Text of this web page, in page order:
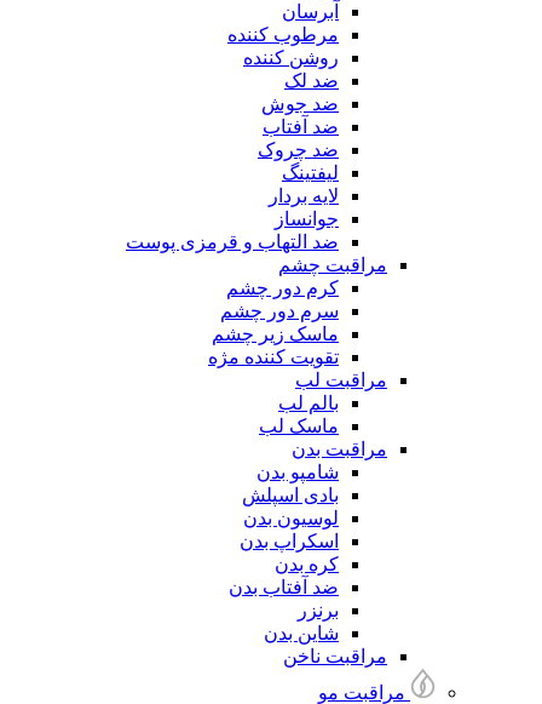
آبرسان
مرطوب کننده
روشن کننده
ضد لک
ضد جوش
ضد آفتاب
ضد چروک
لیفتینگ
لایه بردار
جوانساز
ضد التهاب و قرمزی پوست
مراقبت چشم
کرم دور چشم
سرم دور چشم
ماسک زیر چشم
تقویت کننده مژه
مراقبت لب
بالم لب
ماسک لب
مراقبت بدن
شامپو بدن
بادی اسپلش
لوسیون بدن
اسکراپ بدن
کره بدن
ضد آفتاب بدن
برنزر
شاین بدن
مراقبت ناخن
مراقبت مو